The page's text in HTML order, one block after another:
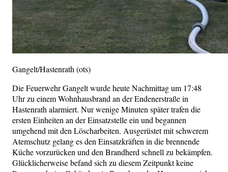
Gangelt/Hastenrath (ots)
Die Feuerwehr Gangelt wurde heute Nachmittag um 17:48
Uhr zu einem Wohnhausbrand an der Endenerstraße in
Hastenrath alarmiert. Nur wenige Minuten später trafen die
ersten Einheiten an der Einsatzstelle ein und begannen
umgehend mit den Löscharbeiten. Ausgerüstet mit schwerem
Atemschutz gelang es den Einsatzkräften in die brennende
Küche vorzurücken und den Brandherd schnell zu bekämpfen.
Glücklicherweise befand sich zu diesem Zeitpunkt keine